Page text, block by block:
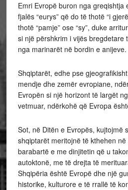
Emri Evropë buron nga greqishtja
fjalës “eurys” që do të thotë “i
thotë “pamje” ose “sy”, duke
si një përshkrim i vijës bregdetare
nga marinarët në bordin e anijeve.
Shqiptarët, edhe pse
mendje dhe zemër evropiane,
Evropën si një horizont të largët
vetmuar, ndërkohë që Evropa
Sot, në Ditën e Evropës, kujtojmë
shqiptarët meritojnë të kthehen
barabartë e me dinjitetin që u
autoktonë, me të drejta të
Shqipëria është Evropë dhe një
historike, kulturore e të rrallë të